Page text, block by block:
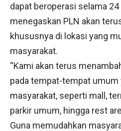
dapat beroperasi selama
menegaskan PLN akan
khususnya di lokasi yang
masyarakat.
“Kami akan terus
pada tempat-tempat umum
masyarakat, seperti mall,
parkir umum, hingga rest
Guna memudahkan